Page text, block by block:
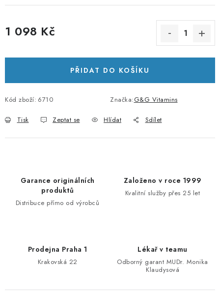
1 098 Kč
PŘIDAT DO KOŠÍKU
Kód zboží: 6710 Značka:G&G Vitamins
Tisk Zeptat se Hlídat Sdílet
Garance originálních
produktů
Distribuce přímo od výrobců
Založeno v roce 1999
Kvalitní služby přes 25 let
Prodejna Praha 1
Krakovská 22
Lékař v teamu
Odborný garant MUDr. Monika
Klaudysová